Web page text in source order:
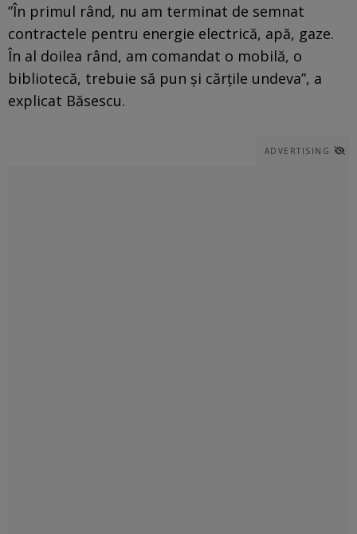
”În primul rând, nu am terminat de semnat
contractele pentru energie electrică, apă, gaze.
În al doilea rând, am comandat o mobilă, o
bibliotecă, trebuie să pun şi cărţile undeva”, a
explicat Băsescu.
ADVERTISING